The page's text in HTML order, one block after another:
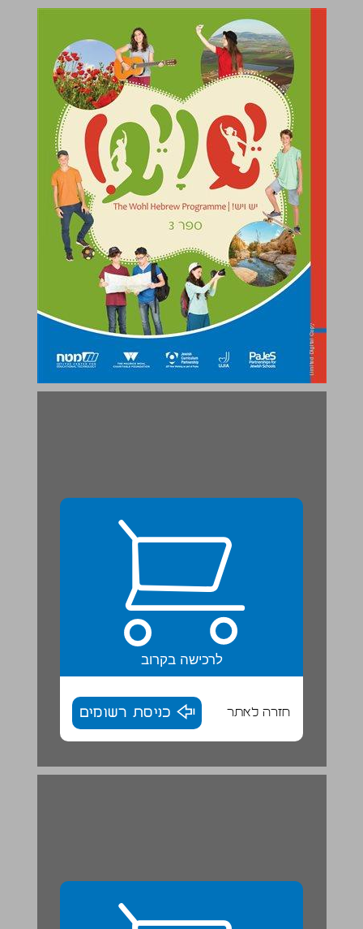
יש ויש! | The Wohl Hebrew Programme ספר 3 ... 0
לרכישה בקרוב
חזרה לאתר כניסת רשומים